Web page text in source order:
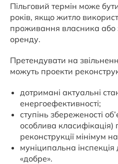
Пільговий термін може
років, якщо житло
проживання власника або
оренду.
Претендувати на
можуть проекти
дотримані актуальні
енергоефективності;
ступінь збереженості
особлива класифікація)
реконструкції мінімум
муніципальна
«добре».